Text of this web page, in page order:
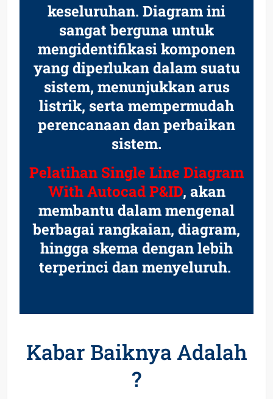
keseluruhan. Diagram ini
sangat berguna untuk
mengidentifikasi komponen
yang diperlukan dalam suatu
sistem, menunjukkan arus
listrik, serta mempermudah
perencanaan dan perbaikan
sistem.
Pelatihan Single Line Diagram
With Autocad P&ID, akan
membantu dalam mengenal
berbagai rangkaian, diagram,
hingga skema dengan lebih
terperinci dan menyeluruh.
Kabar Baiknya Adalah
?